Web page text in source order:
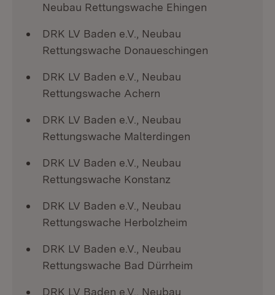
Neubau Rettungswache Ehingen
DRK LV Baden e.V., Neubau
Rettungswache Donaueschingen
DRK LV Baden e.V., Neubau
Rettungswache Achern
DRK LV Baden e.V., Neubau
Rettungswache Malterdingen
DRK LV Baden e.V., Neubau
Rettungswache Konstanz
DRK LV Baden e.V., Neubau
Rettungswache Herbolzheim
DRK LV Baden e.V., Neubau
Rettungswache Bad Dürrheim
DRK LV Baden e.V., Neubau